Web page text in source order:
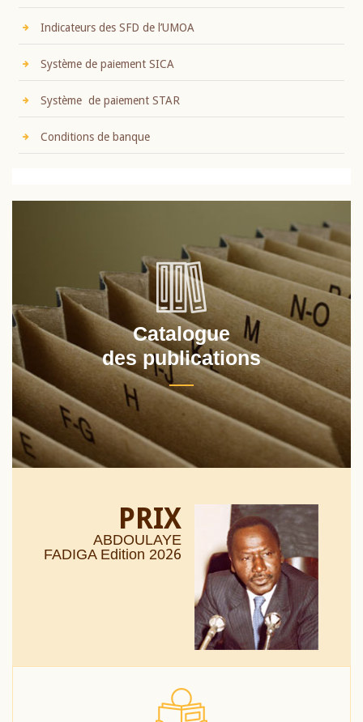
Indicateurs des SFD de l’UMOA
Système de paiement SICA
Système de paiement STAR
Conditions de banque
Catalogue
des publications
PRIX
ABDOULAYE
FADIGA Edition 2026